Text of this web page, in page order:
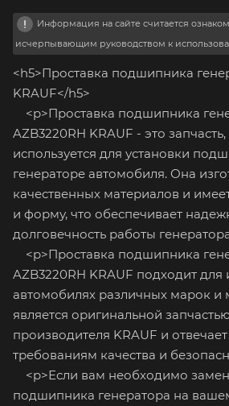
Информация на сайте считается
исчерпывающим руководством к
<h5>Проставка подшипника
KRAUF</h5>
<p>Проставка подшипника
AZB3220RH KRAUF - это
используется для установки
генераторе автомобиля. Она
качественных материалов и
и форму, что обеспечивает
долговечность работы
<p>Проставка подшипника
AZB3220RH KRAUF подходит для
автомобилях различных марок и
является оригинальной
производителя KRAUF и
требованиям качества и
<p>Если вам необходимо
подшипника генератора на